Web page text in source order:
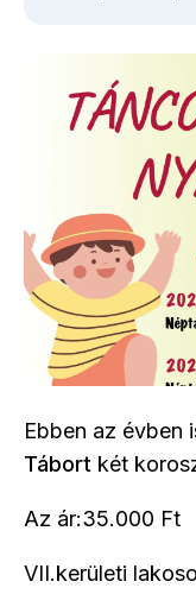
Ebben az évben
Tábort két
Az ár:35.000 Ft
VII.kerületi